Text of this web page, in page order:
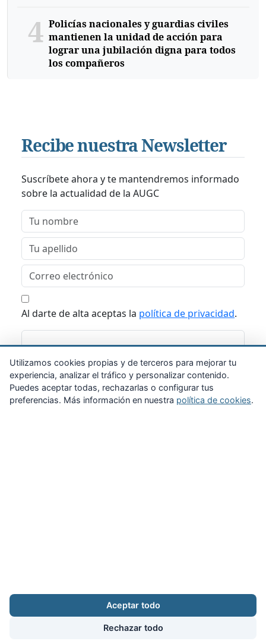
4 Policías nacionales y guardias civiles
mantienen la unidad de acción para
lograr una jubilación digna para todos
los compañeros
Recibe nuestra Newsletter
Suscríbete ahora y te mantendremos informado
sobre la actualidad de la AUGC
Al darte de alta aceptas la política de privacidad.
Suscribirme
Aviso legal · Cookies · Configurar cookies · Privacidad · Contacto
Calle Puerto Rico, 29 local C · 28016 Madrid
augc@augc.org
91 362 45 86
Utilizamos cookies propias y de terceros para mejorar tu
experiencia, analizar el tráfico y personalizar contenido.
Puedes aceptar todas, rechazarlas o configurar tus
preferencias. Más información en nuestra política de cookies.
Aceptar todo
Rechazar todo